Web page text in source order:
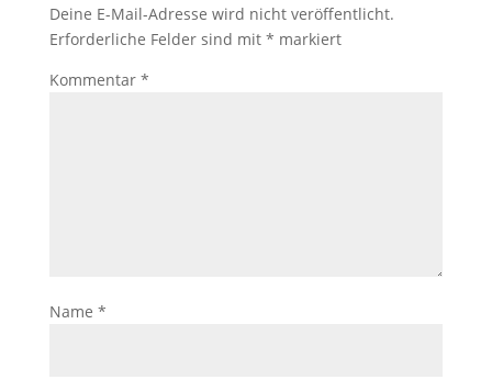
Deine E-Mail-Adresse wird nicht veröffentlicht.
Erforderliche Felder sind mit * markiert
Kommentar *
Name *